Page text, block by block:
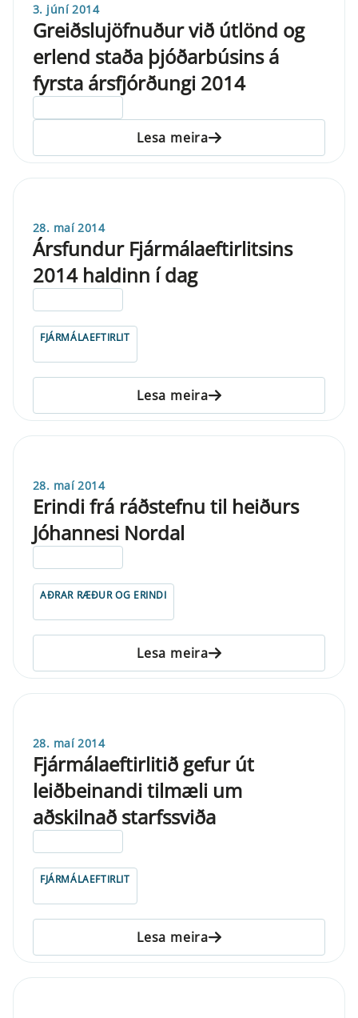
3. júní 2014
Greiðslujöfnuður við útlönd og
erlend staða þjóðarbúsins á
fyrsta ársfjórðungi 2014
Lesa meira
28. maí 2014
Ársfundur Fjármálaeftirlitsins
2014 haldinn í dag
FJÁRMÁLAEFTIRLIT
Lesa meira
28. maí 2014
Erindi frá ráðstefnu til heiðurs
Jóhannesi Nordal
AÐRAR RÆÐUR OG ERINDI
Lesa meira
28. maí 2014
Fjármálaeftirlitið gefur út
leiðbeinandi tilmæli um
aðskilnað starfssviða
FJÁRMÁLAEFTIRLIT
Lesa meira